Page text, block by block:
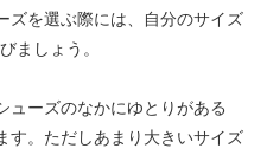
ズを選ぶ際には、自分のサイズ
ましょう。
ューズのなかにゆとりがある
す。ただしあまり大きいサイズ